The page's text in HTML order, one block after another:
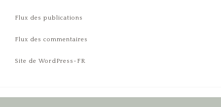
Flux des publications
Flux des commentaires
Site de WordPress-FR